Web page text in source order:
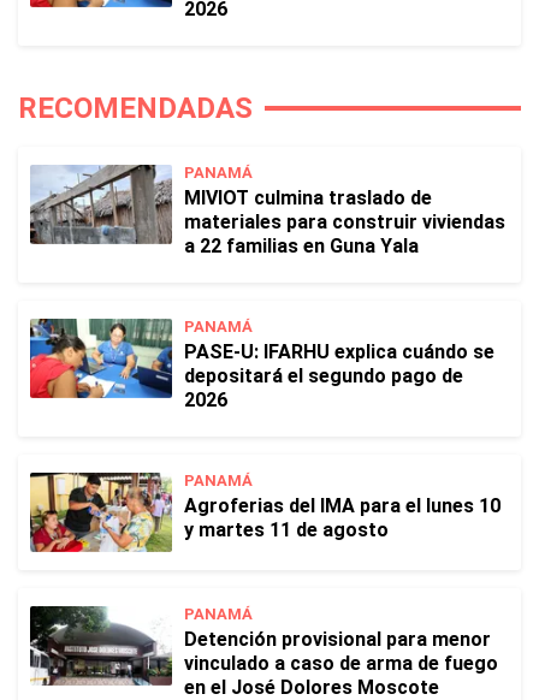
2026
RECOMENDADAS
PANAMÁ
MIVIOT culmina traslado de
materiales para construir viviendas
a 22 familias en Guna Yala
PANAMÁ
PASE-U: IFARHU explica cuándo se
depositará el segundo pago de
2026
PANAMÁ
Agroferias del IMA para el lunes 10
y martes 11 de agosto
PANAMÁ
Detención provisional para menor
vinculado a caso de arma de fuego
en el José Dolores Moscote